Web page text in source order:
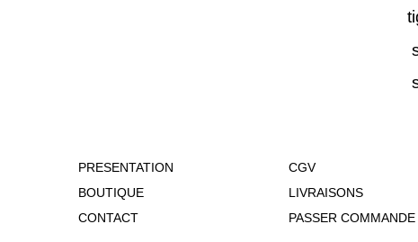
PRESENTATION
BOUTIQUE
CONTACT
CGV
LIVRAISONS
PASSER COMMANDE